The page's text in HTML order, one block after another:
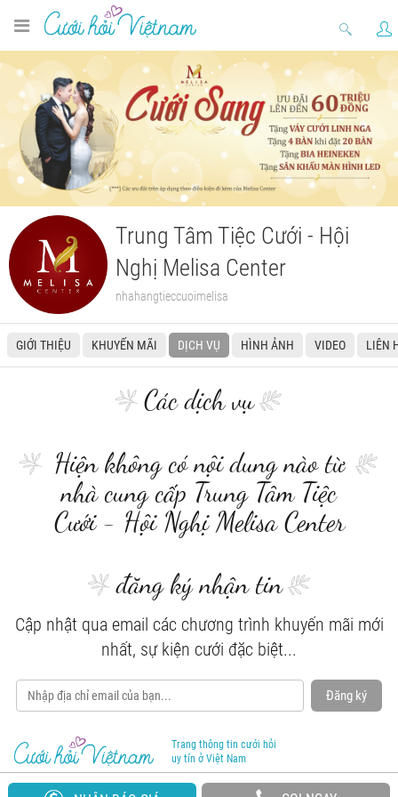
Trung Tâm Tiệc Cưới - Hội
Nghị Melisa Center
nhahangtieccuoimelisa
GIỚI THIỆU KHUYẾN MÃI DỊCH VỤ HÌNH ẢNH VIDEO LIÊN
Các dịch vụ
Hiện không có nội dung nào từ
nhà cung cấp Trung Tâm Tiệc
Cưới - Hội Nghị Melisa Center
đăng ký nhận tin
Cập nhật qua email các chương trình khuyến mãi mới
nhất, sự kiện cưới đặc biệt...
Đăng ký
Trang thông tin cưới hỏi
uy tín ở Việt Nam